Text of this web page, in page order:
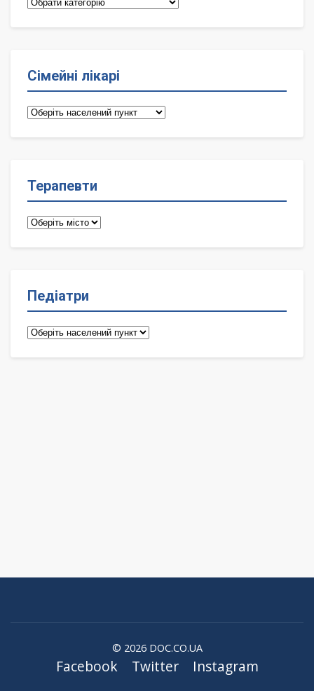
Сімейні лікарі
Сімейні
Терапевти
Терапевти
Педіатри
Педіатри
© 2026 DOC.CO.UA
Facebook Twitter Instagram